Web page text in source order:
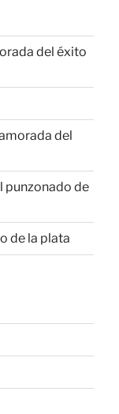
del éxito
del
punzonado de
de la plata